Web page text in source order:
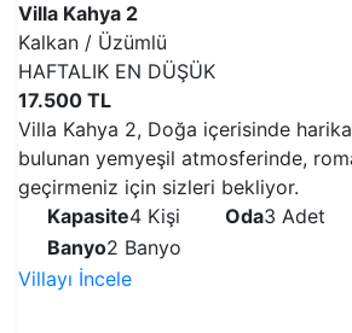
Villa Kahya 2
Kalkan / Üzümlü
HAFTALIK EN DÜŞÜK
17.500 TL
Villa Kahya 2, Doğa içerisinde
bulunan yemyeşil atmosferinde,
geçirmeniz için sizleri bekliyor.
Kapasite4 Kişi Oda3 Adet
Banyo2 Banyo
Villayı İncele